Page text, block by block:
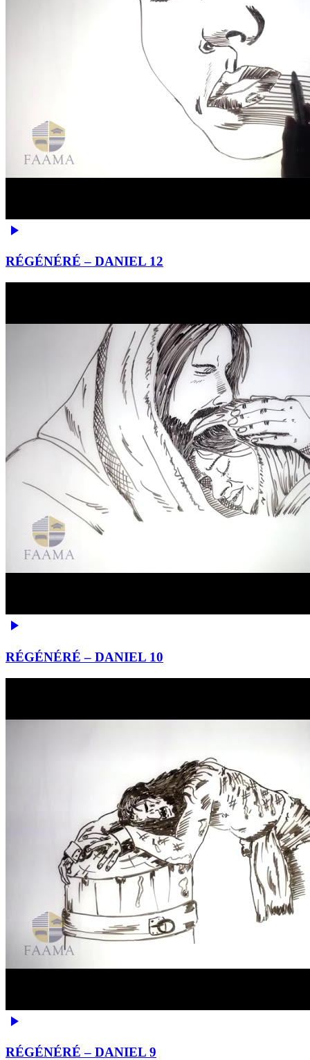
RÉGÉNÉRÉ – DANIEL 12
RÉGÉNÉRÉ – DANIEL 10
RÉGÉNÉRÉ – DANIEL 9